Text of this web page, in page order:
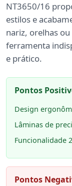
NT3650/16
estilos e
nariz, orelhas
ferramenta
e prático.
Pontos
Design
Lâminas de
Funcionalidade
Pontos